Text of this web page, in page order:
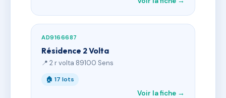
AD9166687
Résidence 2 Volta
📍 2 r volta 89100 Sens
🏠 17 lots
Voir la fiche →